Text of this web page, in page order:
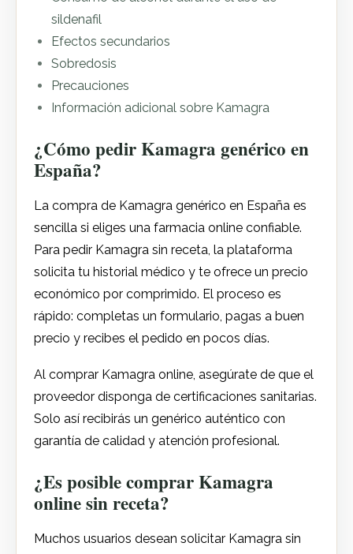
sildenafil
Efectos secundarios
Sobredosis
Precauciones
Información adicional sobre Kamagra
¿Cómo pedir Kamagra genérico en
España?
La compra de Kamagra genérico en España es
sencilla si eliges una farmacia online confiable.
Para pedir Kamagra sin receta, la plataforma
solicita tu historial médico y te ofrece un precio
económico por comprimido. El proceso es
rápido: completas un formulario, pagas a buen
precio y recibes el pedido en pocos días.
Al comprar Kamagra online, asegúrate de que el
proveedor disponga de certificaciones sanitarias.
Solo así recibirás un genérico auténtico con
garantía de calidad y atención profesional.
¿Es posible comprar Kamagra
online sin receta?
Muchos usuarios desean solicitar Kamagra sin